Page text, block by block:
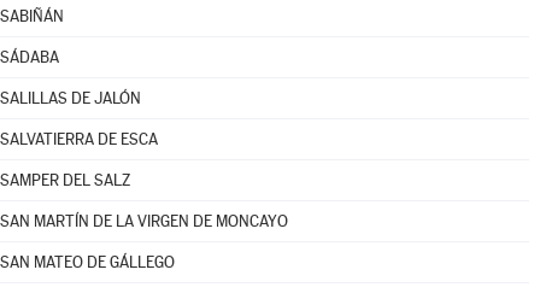
SABIÑÁN
SÁDABA
SALILLAS DE JALÓN
SALVATIERRA DE ESCA
SAMPER DEL SALZ
SAN MARTÍN DE LA VIRGEN DE MONCAYO
SAN MATEO DE GÁLLEGO